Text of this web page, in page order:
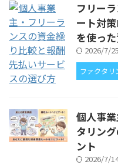
フリー
ート対
を使っ
2026/7/25
ファクタリ
個人事
タリン
ント
2026/7/